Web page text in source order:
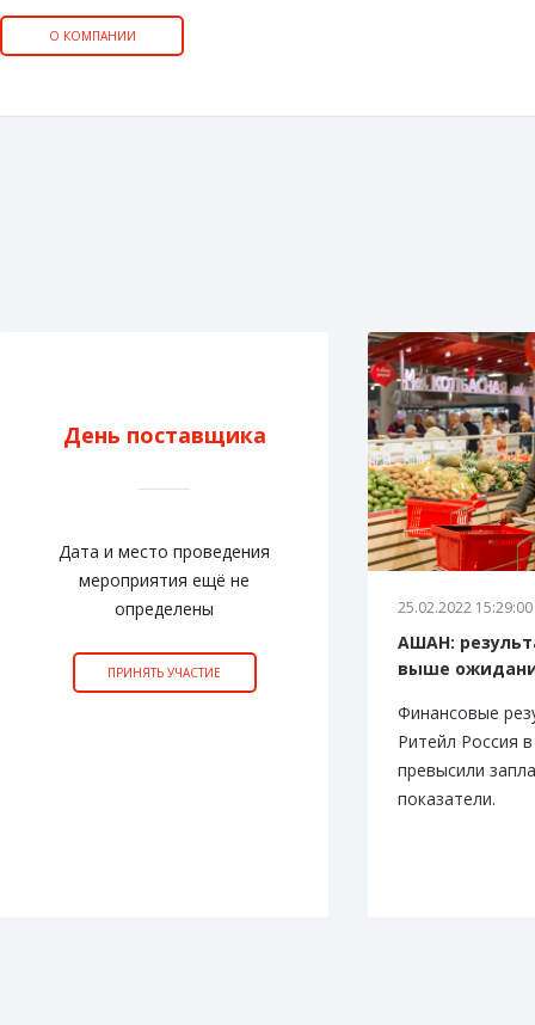
О КОМПАНИИ
День поставщика
Дата и место проведения
мероприятия ещё не
определены
ПРИНЯТЬ УЧАСТИЕ
25.02.2022 15:29:00
АШАН:
выше
Финансовые
Ритейл Россия
превысили
показатели.